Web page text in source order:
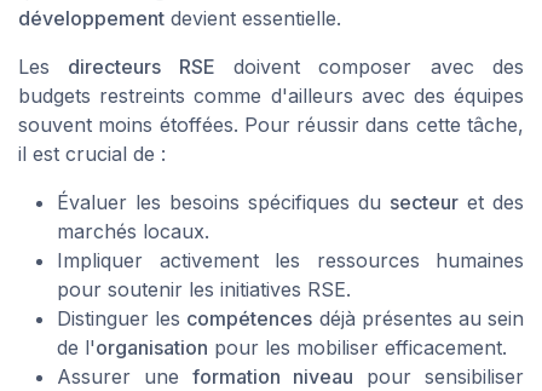
développement devient essentielle.
Les directeurs RSE doivent composer avec des
budgets restreints comme d'ailleurs avec des équipes
souvent moins étoffées. Pour réussir dans cette tâche,
il est crucial de :
Évaluer les besoins spécifiques du secteur et des
marchés locaux.
Impliquer activement les ressources humaines
pour soutenir les initiatives RSE.
Distinguer les compétences déjà présentes au sein
de l'organisation pour les mobiliser efficacement.
Assurer une formation niveau pour sensibiliser